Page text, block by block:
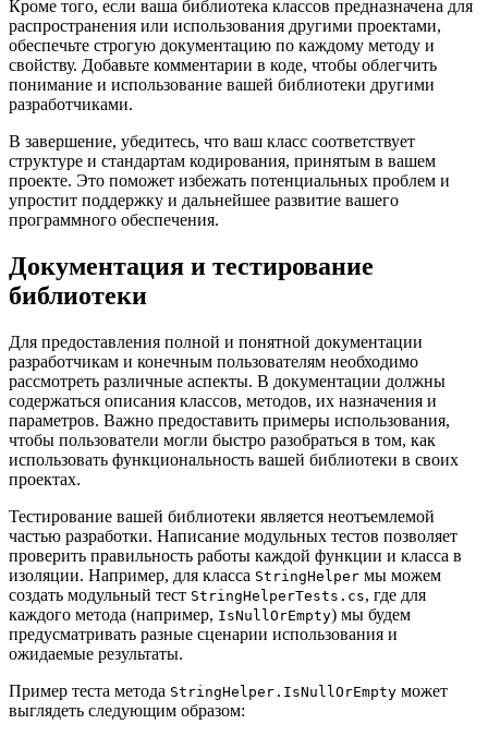
Кроме того, если ваша библиотека классов предназначена для
распространения или использования другими проектами,
обеспечьте строгую документацию по каждому методу и
свойству. Добавьте комментарии в коде, чтобы облегчить
понимание и использование вашей библиотеки другими
разработчиками.
В завершение, убедитесь, что ваш класс соответствует
структуре и стандартам кодирования, принятым в вашем
проекте. Это поможет избежать потенциальных проблем и
упростит поддержку и дальнейшее развитие вашего
программного обеспечения.
Документация и тестирование
библиотеки
Для предоставления полной и понятной документации
разработчикам и конечным пользователям необходимо
рассмотреть различные аспекты. В документации должны
содержаться описания классов, методов, их назначения и
параметров. Важно предоставить примеры использования,
чтобы пользователи могли быстро разобраться в том, как
использовать функциональность вашей библиотеки в своих
проектах.
Тестирование вашей библиотеки является неотъемлемой
частью разработки. Написание модульных тестов позволяет
проверить правильность работы каждой функции и класса в
изоляции. Например, для класса StringHelper мы можем
создать модульный тест StringHelperTests.cs, где для
каждого метода (например, IsNullOrEmpty) мы будем
предусматривать разные сценарии использования и
ожидаемые результаты.
Пример теста метода StringHelper.IsNullOrEmpty может
выглядеть следующим образом: